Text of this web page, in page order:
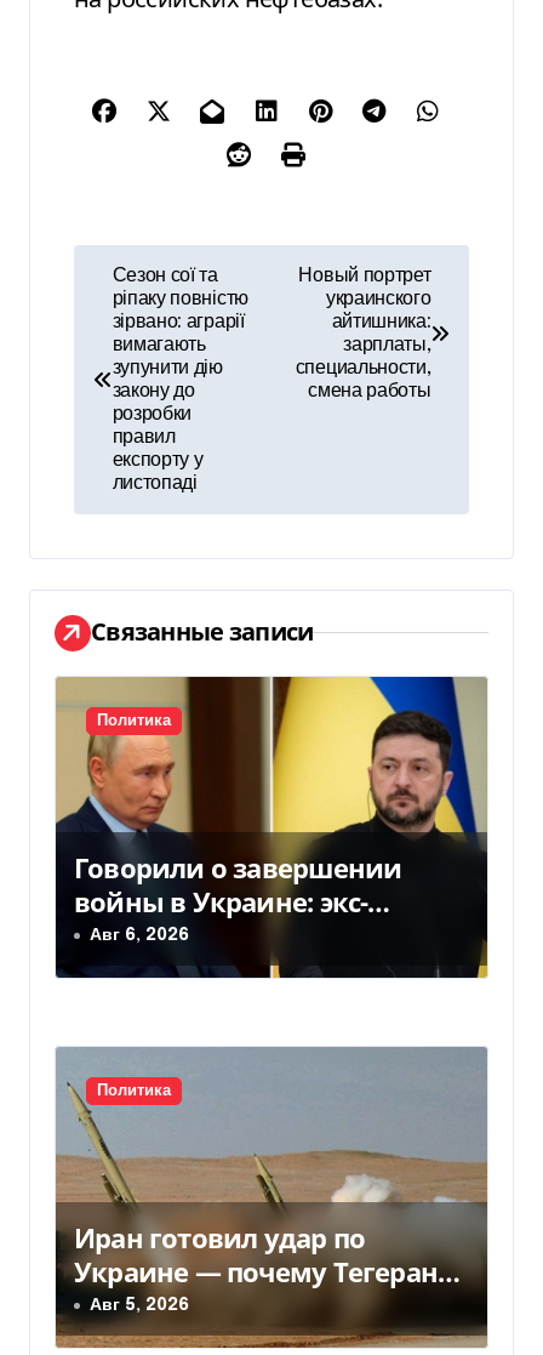
в
а
ц
и
я
п
о
з
а
п
и
я
м
Сезон сої та
ріпаку повністю
зірвано: аграрії
вимагають
зупунити дію
закону до
розробки
правил
експорту у
листопаді
Новый портрет
украинского
айтишника:
зарплаты,
специальности,
смена работы
Связанные записи
Политика
Говорили о завершении
войны в Украине: экс-
чиновники ЕС и РФ провели
тайные переговоры, — СМИ
Авг 6, 2026
Политика
Иран готовил удар по
Украине — почему Тегеран
передумал
Авг 5, 2026